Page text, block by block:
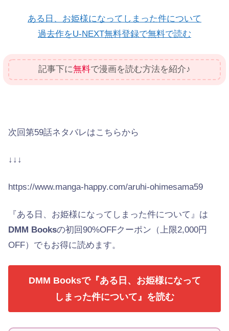
ある日、お姫様になってしまった件について
過去作をU-NEXT無料登録で無料で読む
記事下に無料で漫画を読む方法を紹介♪
次回第59話ネタバレはこちらから
↓↓↓
https://www.manga-happy.com/aruhi-ohimesama59
『ある日、お姫様になってしまった件について』は
DMM Booksの初回90%OFFクーポン（上限2,000円
OFF）でもお得に読めます。
DMM Booksで『ある日、お姫様になって
しまった件について』を読む